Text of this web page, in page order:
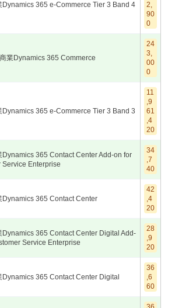
Dynamics 365 e-Commerce Tier 3 Band 4
2,
90
0
業Dynamics 365 Commerce
24
3,
00
0
Dynamics 365 e-Commerce Tier 3 Band 3
11
,9
61
,4
20
Dynamics 365 Contact Center Add-on for
Service Enterprise
34
,7
40
Dynamics 365 Contact Center
42
,4
20
Dynamics 365 Contact Center Digital Add-
Service Enterprise
28
,9
20
Dynamics 365 Contact Center Digital
36
,6
60